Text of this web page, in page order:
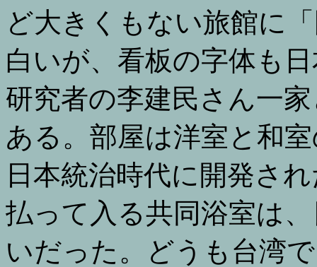
ど大きくもない旅館に
白いが、看板の字体も
研究者の李建民さん一
ある。部屋は洋室と和
日本統治時代に開発さ
払って入る共同浴室は
いだった。どうも台湾